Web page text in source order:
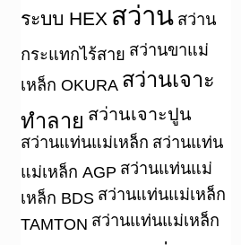
ระบบ HEX สว่าน สว่าน
กระแทกไร้สาย สว่านขาแม่
เหล็ก OKURA สว่านเจาะ
ทำลาย สว่านเจาะปูน
สว่านแท่นแม่เหล็ก สว่านแท่น
แม่เหล็ก AGP สว่านแท่นแม่
เหล็ก BDS สว่านแท่นแม่เหล็ก
TAMTON สว่านแท่นแม่เหล็ก